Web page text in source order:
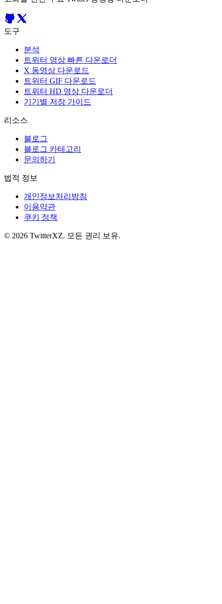
도구
분석
트위터 영상 빠른 다운로더
X 동영상 다운로드
트위터 GIF 다운로드
트위터 HD 영상 다운로더
기기별 저장 가이드
리소스
블로그
블로그 카테고리
문의하기
법적 정보
개인정보처리방침
이용약관
쿠키 정책
© 2026 TwitterXZ. 모든 권리 보유.